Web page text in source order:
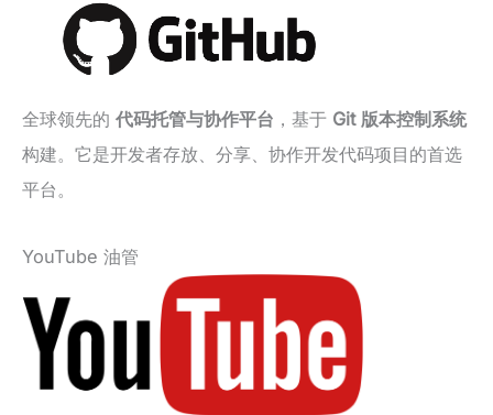
全球领先的 代码托管与协作平台 ，基于 Git 版本控制系统
构建。它是开发者存放、分享、协作开发代码项目的首选
平台。
YouTube 油管